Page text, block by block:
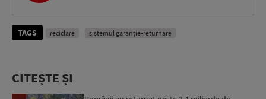
TAGS reciclare sistemul garanție-returnare
CITEȘTE ȘI